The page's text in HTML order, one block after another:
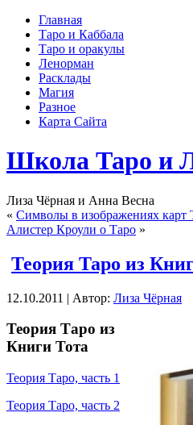
Главная
Таро и Каббала
Таро и оракулы
Ленорман
Расклады
Магия
Разное
Карта Сайта
Школа Таро и
Лиза Чёрная и Анна Весна
« Символы в изображениях карт
Алистер Кроули о Таро »
Теория Таро из
12.10.2011 | Автор: Лиза Чёрная
Теория Таро из
Книги Тота
Теория Таро, часть 1
Теория Таро, часть 2